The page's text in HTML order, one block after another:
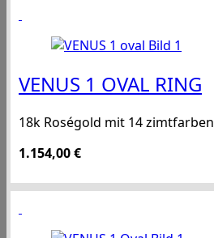
VENUS 1 OVAL RING
18k Roségold mit 14
1.154,00€